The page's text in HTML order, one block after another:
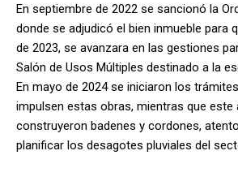
En septiembre de 2022 se sancionó la
donde se adjudicó el bien inmueble para
de 2023, se avanzara en las gestiones
Salón de Usos Múltiples destinado a la
En mayo de 2024 se iniciaron los
impulsen estas obras, mientras que este
construyeron badenes y cordones,
planificar los desagotes pluviales del